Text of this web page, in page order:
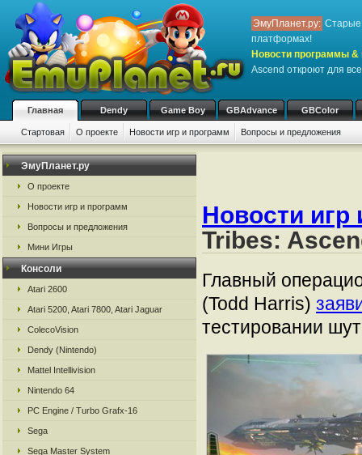
ЭмуПланет.ру: Старые
платформах!
Новости программы &
Ascend откроют для
Главная Dendy Game Boy GBAdvance GBColor
Стартовая О проекте Новости игр и программ Вопросы и предложения
ЭмуПланет.ру
О проекте
Новости игр и программ
Вопросы и предложения
Мини Игры
Консоли
Atari 2600
Atari 5200, Atari 7800, Atari Jaguar
ColecoVision
Dendy (Nintendo)
Mattel Intellivision
Nintendo 64
PC Engine / Turbo Grafx-16
Sega
Sega Master System
Новости игр
Tribes:
Главный
(Todd Harris)
тестировании